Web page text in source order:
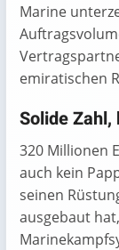
Marine
emiratischen
Solide
320 Millionen
auch kein
seinen
ausgebaut